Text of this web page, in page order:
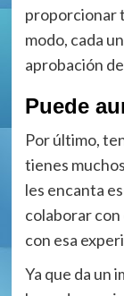
proporcionar
modo, cada
aprobación
Puede
Por último,
tienes
les encanta
colaborar con
con esa
Ya que da un